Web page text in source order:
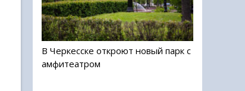
В Черкесске откроют новый парк с
амфитеатром